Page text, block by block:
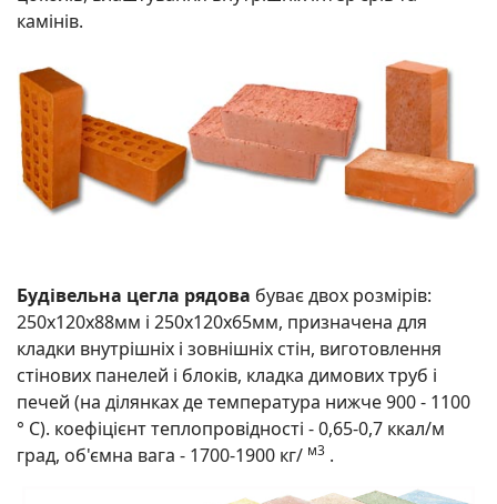
камінів.
Будівельна цегла рядова буває двох розмірів:
250х120х88мм і 250х120х65мм, призначена для
кладки внутрішніх і зовнішніх стін, виготовлення
стінових панелей і блоків, кладка димових труб і
печей (на ділянках де температура нижче 900 - 1100
° C). коефіцієнт теплопровідності - 0,65-0,7 ккал/м
град, об'ємна вага - 1700-1900 кг/ м3 .